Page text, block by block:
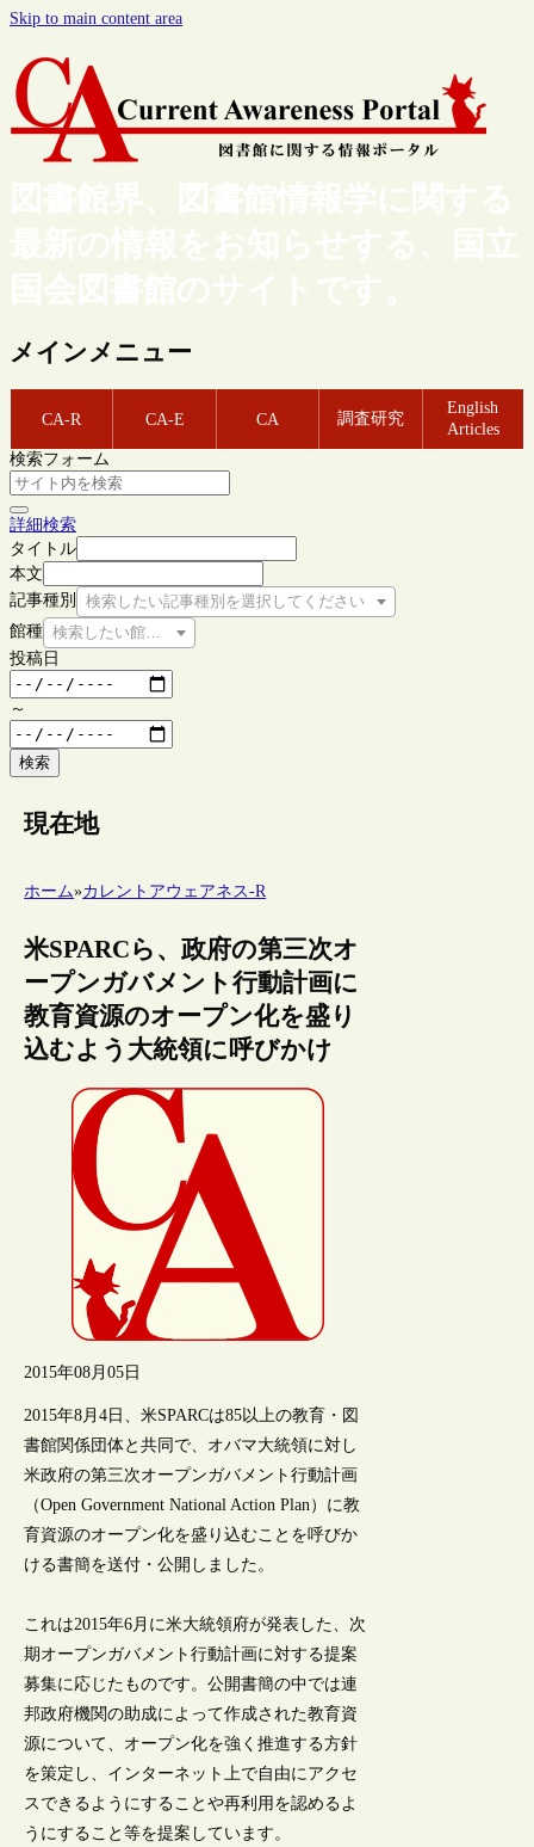
Skip to main content area
図書館界、図書館情報学に関する
最新の情報をお知らせする、国立
国会図書館のサイトです。
メインメニュー
CA-R CA-E CA 調査研究
English
Articles
検索フォーム
詳細検索
タイトル
本文
記事種別
検索したい記事種別を選択してください
館種 検索したい館種を選択してください
投稿日
～
検索
現在地
ホーム»カレントアウェアネス-R
米SPARCら、政府の第三次オ
ープンガバメント行動計画に
教育資源のオープン化を盛り
込むよう大統領に呼びかけ
2015年08月05日
2015年8月4日、米SPARCは85以上の教育・図
書館関係団体と共同で、オバマ大統領に対し
米政府の第三次オープンガバメント行動計画
（Open Government National Action Plan）に教
育資源のオープン化を盛り込むことを呼びか
ける書簡を送付・公開しました。
これは2015年6月に米大統領府が発表した、次
期オープンガバメント行動計画に対する提案
募集に応じたものです。公開書簡の中では連
邦政府機関の助成によって作成された教育資
源について、オープン化を強く推進する方針
を策定し、インターネット上で自由にアクセ
スできるようにすることや再利用を認めるよ
うにすること等を提案しています。